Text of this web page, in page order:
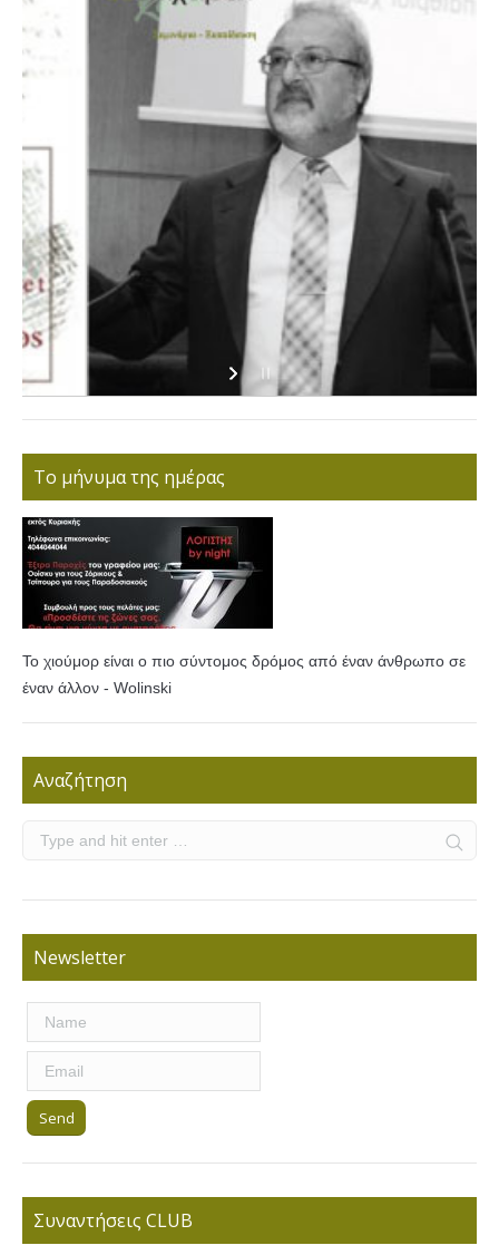
Το μήνυμα της ημέρας
Το χιούμορ είναι ο πιο σύντομος δρόμος από έναν άνθρωπο σε
έναν άλλον - Wolinski
Αναζήτηση
Newsletter
Συναντήσεις CLUB